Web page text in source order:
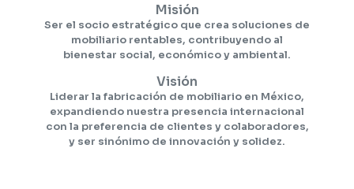
Misión
Ser el socio estratégico que crea soluciones de
mobiliario rentables, contribuyendo al
bienestar social, económico y ambiental.
Visión
Liderar la fabricación de mobiliario en México,
expandiendo nuestra presencia internacional
con la preferencia de clientes y colaboradores,
y ser sinónimo de innovación y solidez.